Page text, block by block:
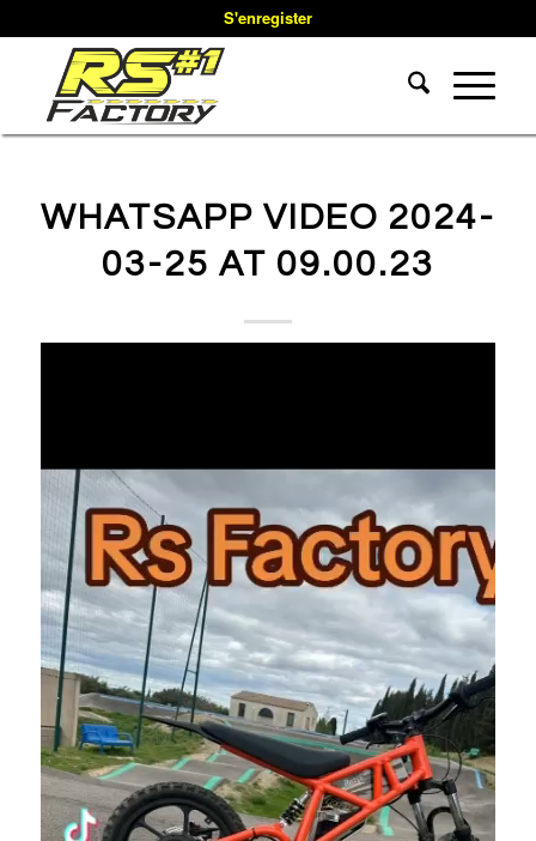
S'enregister
WHATSAPP VIDEO 2024-
03-25 AT 09.00.23